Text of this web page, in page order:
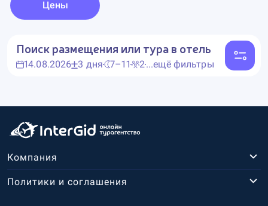
Цены
Поиск размещения или тура в отель
14.08.2026 3 дня 7–11 2...ещё фильтры
Компания
Политики и соглашения